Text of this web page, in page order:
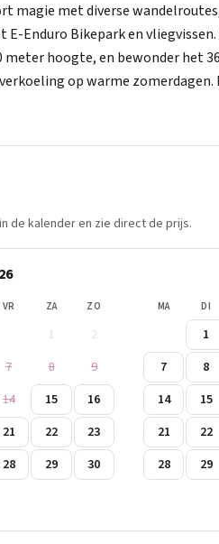
magie met diverse
Enduro Bikepark en
meter hoogte, en bewonder het
op warme
de kalender en zie direct de prijs.
VR ZA ZO
1
2
7 8
9
14 15
16
21 22
23
28 29
30
MA DI
1
7
8
14
15
21
22
28
29